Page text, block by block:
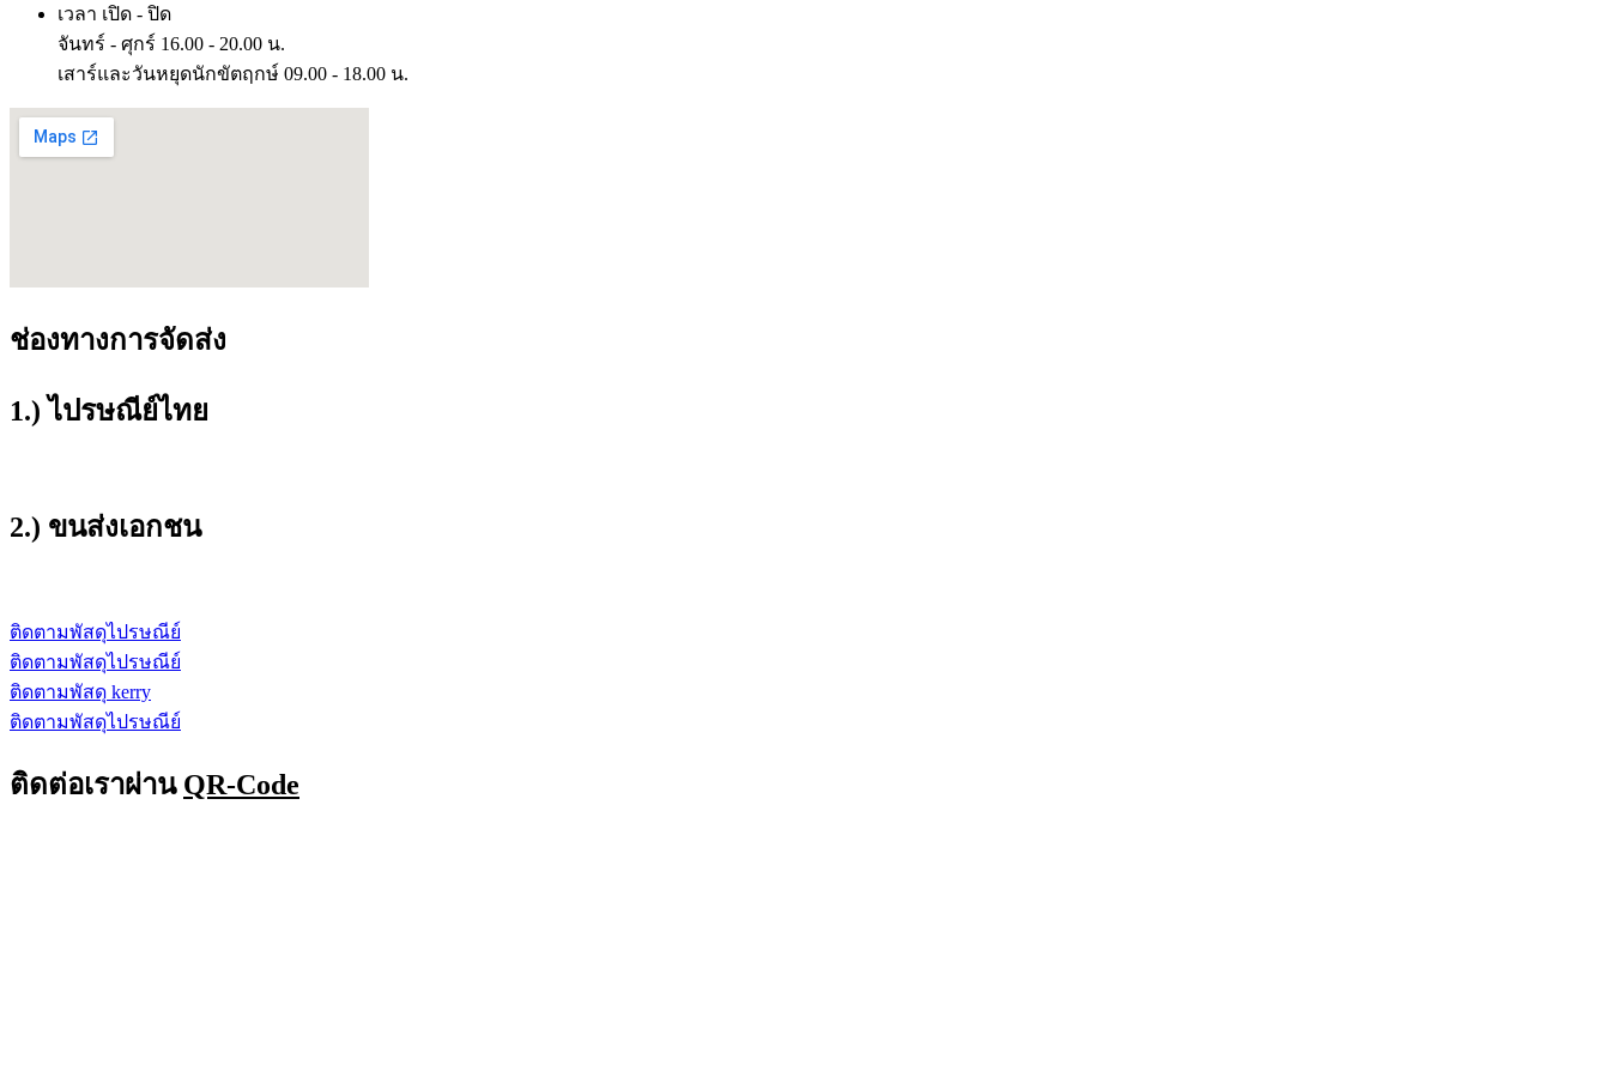
เวลา เปิด - ปิด
จันทร์ - ศุกร์ 16.00 - 20.00 น.
เสาร์และวันหยุดนักขัตฤกษ์ 09.00 - 18.00 น.
ช่องทางการจัดส่ง
1.) ไปรษณีย์ไทย
2.) ขนส่งเอกชน
ติดตามพัสดุไปรษณีย์
ติดตามพัสดุไปรษณีย์
ติดตามพัสดุ kerry
ติดตามพัสดุไปรษณีย์
ติดต่อเราผ่าน QR-Code